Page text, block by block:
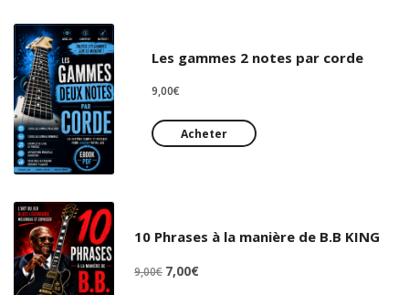
Les gammes 2 notes par corde
9,00€
Acheter
10 Phrases à la manière de B.B KING
9,00€ Le
7,00€Le